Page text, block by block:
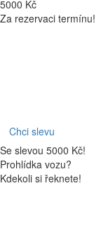
5000 Kč
Za rezervaci termínu!
Chci slevu
Se slevou 5000 Kč!
Prohlídka vozu?
Kdekoli si řeknete!